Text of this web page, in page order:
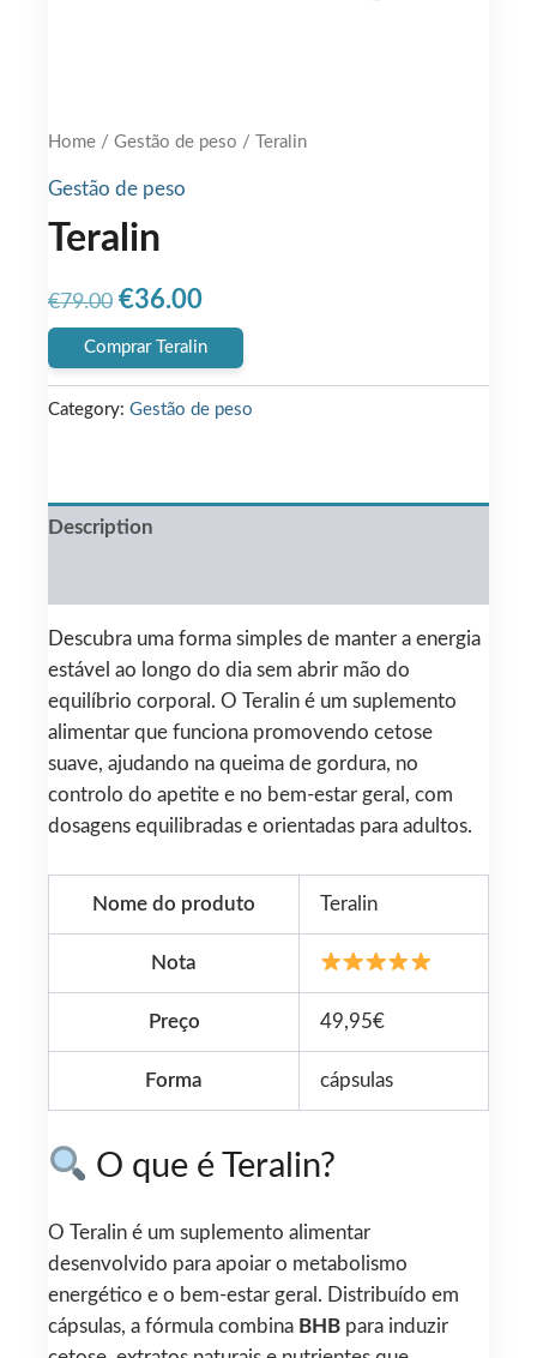
Home / Gestão de peso / Teralin
Gestão de peso
Teralin
€79.00 Original
price
was:
€36.00Current
price
is:
€36.00.
Comprar Teralin
Category: Gestão de peso
Description
Descubra uma forma simples de manter a energia
estável ao longo do dia sem abrir mão do
equilíbrio corporal. O Teralin é um suplemento
alimentar que funciona promovendo cetose
suave, ajudando na queima de gordura, no
controlo do apetite e no bem-estar geral, com
dosagens equilibradas e orientadas para adultos.
Nome do produto Teralin
Nota
Preço 49,95€
Forma cápsulas
O que é Teralin?
O Teralin é um suplemento alimentar
desenvolvido para apoiar o metabolismo
energético e o bem-estar geral. Distribuído em
cápsulas, a fórmula combina BHB para induzir